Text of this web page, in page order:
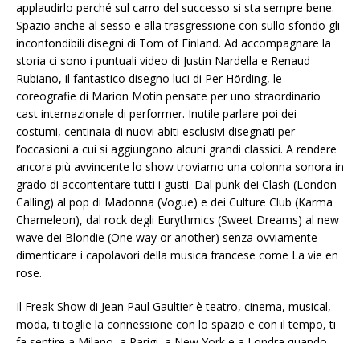
applaudirlo perché sul carro del successo si sta sempre bene.
Spazio anche al sesso e alla trasgressione con sullo sfondo gli
inconfondibili disegni di Tom of Finland. Ad accompagnare la
storia ci sono i puntuali video di Justin Nardella e Renaud
Rubiano, il fantastico disegno luci di Per Hörding, le
coreografie di Marion Motin pensate per uno straordinario
cast internazionale di performer. Inutile parlare poi dei
costumi, centinaia di nuovi abiti esclusivi disegnati per
l’occasioni a cui si aggiungono alcuni grandi classici. A rendere
ancora più avvincente lo show troviamo una colonna sonora in
grado di accontentare tutti i gusti. Dal punk dei Clash (London
Calling) al pop di Madonna (Vogue) e dei Culture Club (Karma
Chameleon), dal rock degli Eurythmics (Sweet Dreams) al new
wave dei Blondie (One way or another) senza ovviamente
dimenticare i capolavori della musica francese come La vie en
rose.
Il Freak Show di Jean Paul Gaultier è teatro, cinema, musical,
moda, ti toglie la connessione con lo spazio e con il tempo, ti